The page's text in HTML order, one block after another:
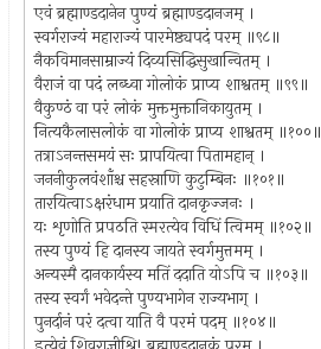
एवं ब्रह्माण्डदानेन पुण्यं ब्रह्माण्डदानजम् ।
स्वर्गराज्यं महाराज्यं पारमेष्ठ्यपदं परम् ॥९८॥
नैकविमानसाम्राज्यं दिव्यसिद्धिसुखान्वितम् ।
वैराजं वा पदं लब्ध्वा गोलोकं प्राप्य शाश्वतम् ॥९९॥
वैकुण्ठं वा परं लोकं मुक्तमुक्तानिकायुतम् ।
नित्यकैलासलोकं वा गोलोकं प्राप्य शाश्वतम् ॥१००॥
तत्राऽनन्तसमयं सः प्रापयित्वा पितामहान् ।
जननीकुलवंशाँश्च सहस्राणि कुटुम्बिनः ॥१०१॥
तारयित्वाऽक्षरंधाम प्रयाति दानकृज्जनः ।
यः शृणोति प्रपठति स्मरत्येव विधिं त्विमम् ॥१०२॥
तस्य पुण्यं हि दानस्य जायते स्वर्गमुत्तमम् ।
अन्यस्मै दानकार्यस्य मतिं ददाति योऽपि च ॥१०३॥
तस्य स्वर्गं भवेदन्ते पुण्यभागेन राज्यभाग् ।
पुनर्दानं परं दत्वा याति वै परमं पदम् ॥१०४॥